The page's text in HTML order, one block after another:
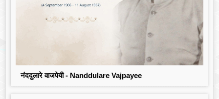
नंददुलारे वाजपेयी - Nanddulare Vajpayee